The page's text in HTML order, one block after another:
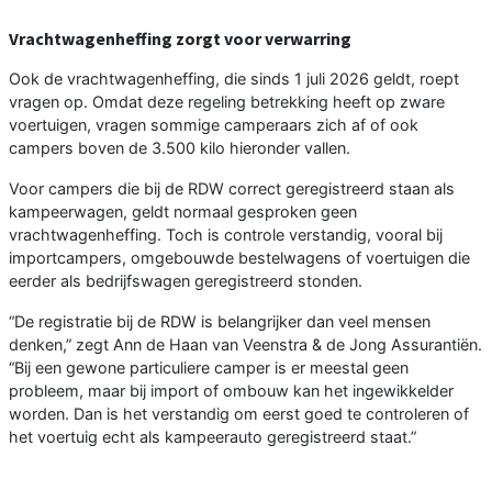
Vrachtwagenheffing zorgt voor verwarring
Ook de vrachtwagenheffing, die sinds 1 juli 2026 geldt, roept
vragen op. Omdat deze regeling betrekking heeft op zware
voertuigen, vragen sommige camperaars zich af of ook
campers boven de 3.500 kilo hieronder vallen.
Voor campers die bij de RDW correct geregistreerd staan als
kampeerwagen, geldt normaal gesproken geen
vrachtwagenheffing. Toch is controle verstandig, vooral bij
importcampers, omgebouwde bestelwagens of voertuigen die
eerder als bedrijfswagen geregistreerd stonden.
“De registratie bij de RDW is belangrijker dan veel mensen
denken,” zegt Ann de Haan van Veenstra & de Jong Assurantiën.
“Bij een gewone particuliere camper is er meestal geen
probleem, maar bij import of ombouw kan het ingewikkelder
worden. Dan is het verstandig om eerst goed te controleren of
het voertuig echt als kampeerauto geregistreerd staat.”